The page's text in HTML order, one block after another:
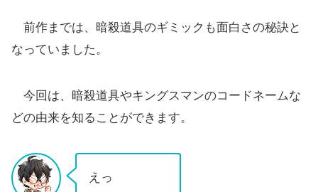
前作までは、暗殺道具のギミックも面白さの秘訣と
なっていました。
今回は、暗殺道具やキングスマンのコードネームな
どの由来を知ることができます。
えっ